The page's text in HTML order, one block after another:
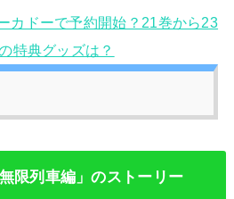
カドーで予約開始？21巻から23
特典グッズは？
限列車編」のストーリー